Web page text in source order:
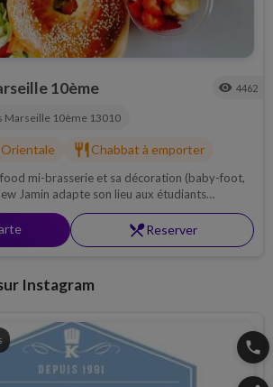
10ème visibility 4462
Marseille 10ème 13010
Orientale restaurant Chabbat à emporter
mi-brasserie et sa décoration (baby-foot,
Jamin adapte son lieu aux étudiants
déjeuner cacher en passant un bon moment.
restaurant_menuReserver
Instagram
phone